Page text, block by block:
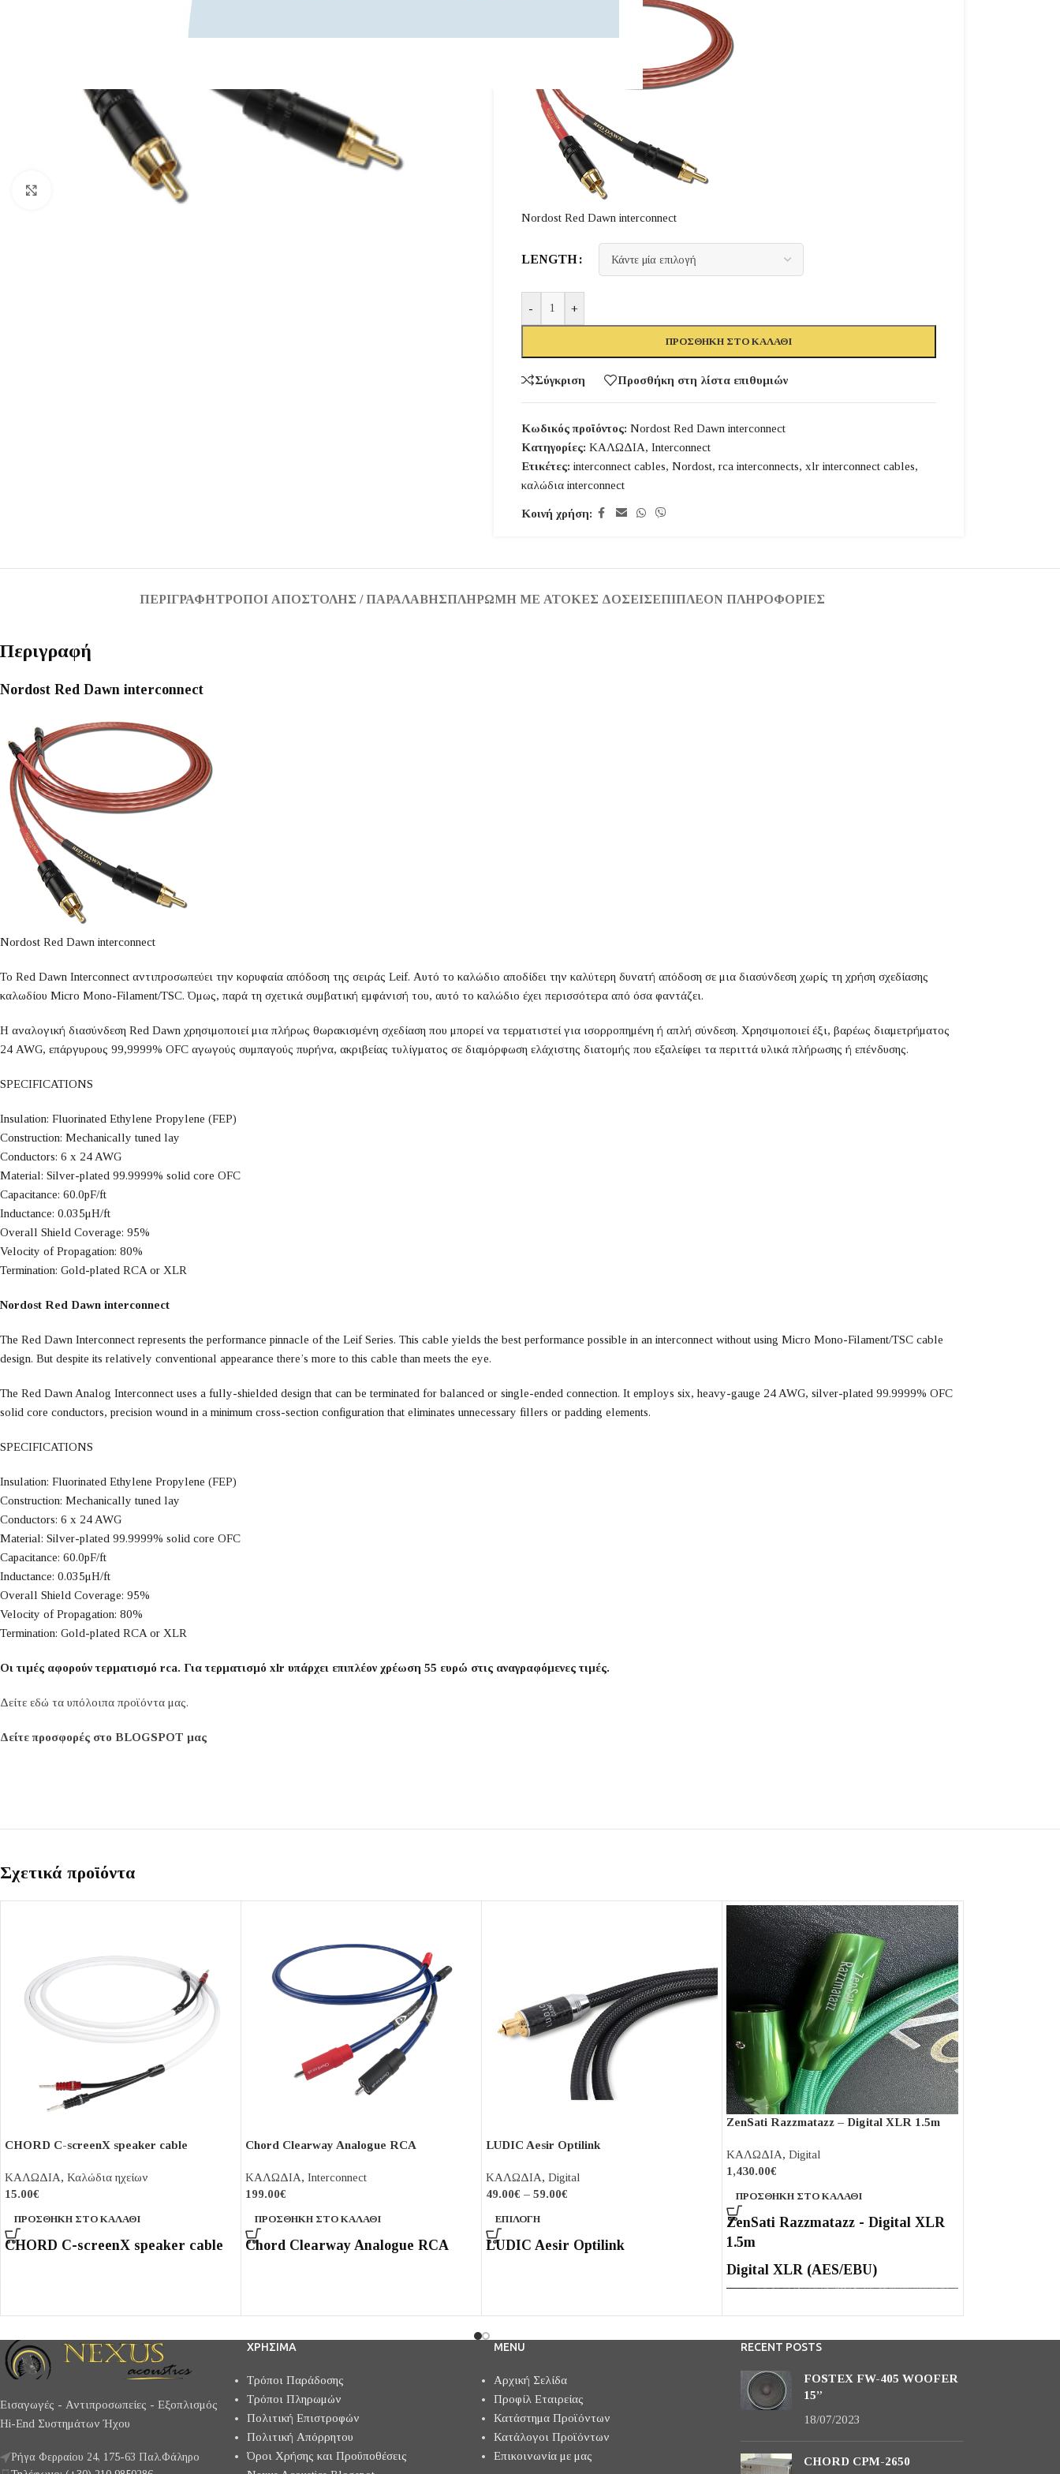
Κάντε κλικ για μεγέθυνση
Nordost Red Dawn interconnect
LENGTH
- +
ΠΡΟΣΘΉΚΗ ΣΤΟ ΚΑΛΆΘΙ
Σύγκριση Προσθήκη στη λίστα επιθυμιών
Κωδικός προϊόντος: Nordost Red Dawn interconnect
Κατηγορίες: ΚΑΛΩΔΙΑ, Interconnect
Ετικέτες: interconnect cables, Nordost, rca interconnects, xlr interconnect cables,
καλώδια interconnect
Κοινή χρήση:
ΠΕΡΙΓΡΑΦΉΤΡΌΠΟΙ ΑΠΟΣΤΟΛΉΣ / ΠΑΡΑΛΑΒΉΣΠΛΗΡΩΜΉ ΜΕ ΆΤΟΚΕΣ ΔΌΣΕΙΣΕΠΙΠΛΈΟΝ ΠΛΗΡΟΦΟΡΊΕΣ
Περιγραφή
Nordost Red Dawn interconnect
Nordost Red Dawn interconnect
Το Red Dawn Interconnect αντιπροσωπεύει την κορυφαία απόδοση της σειράς Leif. Αυτό το καλώδιο αποδίδει την καλύτερη δυνατή απόδοση σε μια διασύνδεση χωρίς τη χρήση σχεδίασης
καλωδίου Micro Mono-Filament/TSC. Όμως, παρά τη σχετικά συμβατική εμφάνισή του, αυτό το καλώδιο έχει περισσότερα από όσα φαντάζει.
Η αναλογική διασύνδεση Red Dawn χρησιμοποιεί μια πλήρως θωρακισμένη σχεδίαση που μπορεί να τερματιστεί για ισορροπημένη ή απλή σύνδεση. Χρησιμοποιεί έξι, βαρέως διαμετρήματος
24 AWG, επάργυρους 99,9999% OFC αγωγούς συμπαγούς πυρήνα, ακριβείας τυλίγματος σε διαμόρφωση ελάχιστης διατομής που εξαλείφει τα περιττά υλικά πλήρωσης ή επένδυσης.
SPECIFICATIONS
Insulation: Fluorinated Ethylene Propylene (FEP)
Construction: Mechanically tuned lay
Conductors: 6 x 24 AWG
Material: Silver-plated 99.9999% solid core OFC
Capacitance: 60.0pF/ft
Inductance: 0.035μH/ft
Overall Shield Coverage: 95%
Velocity of Propagation: 80%
Termination: Gold-plated RCA or XLR
Nordost Red Dawn interconnect
The Red Dawn Interconnect represents the performance pinnacle of the Leif Series. This cable yields the best performance possible in an interconnect without using Micro Mono-Filament/TSC cable
design. But despite its relatively conventional appearance there’s more to this cable than meets the eye.
The Red Dawn Analog Interconnect uses a fully-shielded design that can be terminated for balanced or single-ended connection. It employs six, heavy-gauge 24 AWG, silver-plated 99.9999% OFC
solid core conductors, precision wound in a minimum cross-section configuration that eliminates unnecessary fillers or padding elements.
SPECIFICATIONS
Insulation: Fluorinated Ethylene Propylene (FEP)
Construction: Mechanically tuned lay
Conductors: 6 x 24 AWG
Material: Silver-plated 99.9999% solid core OFC
Capacitance: 60.0pF/ft
Inductance: 0.035μH/ft
Overall Shield Coverage: 95%
Velocity of Propagation: 80%
Termination: Gold-plated RCA or XLR
Οι τιμές αφορούν τερματισμό rca. Για τερματισμό xlr υπάρχει επιπλέον χρέωση 55 ευρώ στις αναγραφόμενες τιμές.
Δείτε εδώ τα υπόλοιπα προϊόντα μας.
Δείτε προσφορές στο BLOGSPOT μας
Σχετικά προϊόντα
CHORD C-screenX speaker cable
ΚΑΛΩΔΙΑ, Καλώδια ηχείων
15.00€
ΠΡΟΣΘΉΚΗ ΣΤΟ ΚΑΛΆΘΙ
CHORD C-screenX speaker cable
Chord Clearway Analogue RCA
ΚΑΛΩΔΙΑ, Interconnect
199.00€
ΠΡΟΣΘΉΚΗ ΣΤΟ ΚΑΛΆΘΙ
Chord Clearway Analogue RCA
LUDIC Aesir Optilink
ΚΑΛΩΔΙΑ, Digital
49.00€ – 59.00€
ΕΠΙΛΟΓΉ
LUDIC Aesir Optilink
ZenSati Razzmatazz – Digital XLR 1.5m
ΚΑΛΩΔΙΑ, Digital
1,430.00€
ΠΡΟΣΘΉΚΗ ΣΤΟ ΚΑΛΆΘΙ
ZenSati Razzmatazz - Digital XLR
1.5m
Digital XLR (AES/EBU)
Εισαγωγές - Αντιπροσωπείες - Εξοπλισμός
Hi-End Συστημάτων Ήχου
Ρήγα Φερραίου 24, 175-63 Παλ.Φάληρο
ΧΡΗΣΙΜΑ
Τρόποι Παράδοσης
Τρόποι Πληρωμών
Πολιτική Επιστροφών
Πολιτική Απόρρητου
Όροι Χρήσης και Προϋποθέσεις
MENU
Αρχική Σελίδα
Προφίλ Εταιρείας
Κατάστημα Προϊόντων
Κατάλογοι Προϊόντων
Επικοινωνία με μας
RECENT POSTS
FOSTEX FW-405 WOOFER
15”
18/07/2023
CHORD CPM-2650